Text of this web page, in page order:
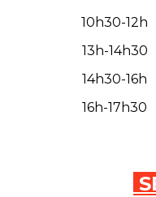
10h30-12h
13h-14h30
14h30-16h
16h-17h30